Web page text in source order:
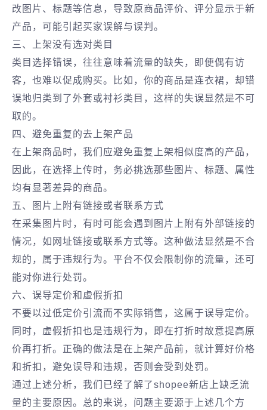
改图片、标题等信息，导致原商品评价、评分显示于新
产品，可能引起买家误解与误判。
三、上架没有选对类目
类目选择错误，往往意味着流量的缺失，即便偶有访
客，也难以促成购买。比如，你的商品是连衣裙，却错
误地归类到了外套或衬衫类目，这样的失误显然是不可
取的。
四、避免重复的去上架产品
在上架商品时，我们应避免重复上架相似度高的产品，
因此，在选择上传时，务必挑选那些图片、标题、属性
均有显著差异的商品。
五、图片上附有链接或者联系方式
在采集图片时，有时可能会遇到图片上附有外部链接的
情况，如网址链接或联系方式等。这种做法显然是不合
规的，属于违规行为。平台不仅会限制你的流量，还可
能对你进行处罚。
六、误导定价和虚假折扣
不要以过低定价引流而不实际销售，这属于误导定价。
同时，虚假折扣也是违规行为，即在打折时故意提高原
价再打折。正确的做法是在上架产品前，就计算好价格
和折扣，避免误导和违规，否则会受到处罚。
通过上述分析，我们已经了解了shopee新店上缺乏流
量的主要原因。总的来说，问题主要源于上述几个方